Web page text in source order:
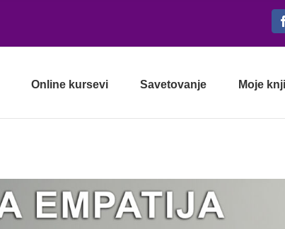
Online kursevi Savetovanje Moje